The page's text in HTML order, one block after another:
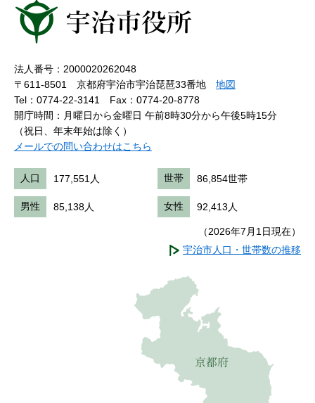
法人番号：2000020262048
〒611-8501 京都府宇治市宇治琵琶33番地 地図
Tel：0774-22-3141
Fax：0774-20-8778
開庁時間：月曜日から金曜日 午前8時30分から午後5時15分
（祝日、年末年始は除く）
メールでの問い合わせはこちら
人口 177,551人 世帯 86,854世帯
男性 85,138人 女性 92,413人
（2026年7月1日現在）
宇治市人口・世帯数の推移